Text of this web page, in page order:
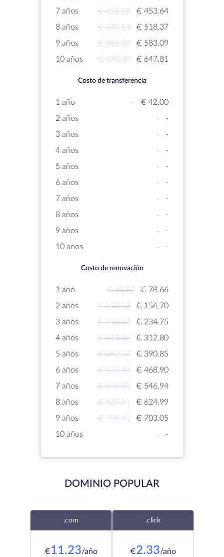
7 años
€ 455.18
€ 453.64
8 años
€ 520.12
€ 518.37
9 años
€ 585.06
€ 583.09
10 años
€ 650.00 € 647.81
Costo de transferencia
1 año -
€ 42.00
2 años
-
-
3 años
-
-
4 años
-
-
5 años
-
-
6 años
-
-
7 años
-
-
8 años
-
-
9 años
-
-
10 años
- -
Costo de renovación
1 año € 78.92
€ 78.66
2 años
€ 157.23
€ 156.70
3 años
€ 235.54
€ 234.75
4 años
€ 313.86
€ 312.80
5 años
€ 392.17
€ 390.85
6 años
€ 470.49
€ 468.90
7 años
€ 548.80
€ 546.94
8 años
€ 627.11
€ 624.99
9 años
€ 705.43
€ 703.05
10 años
- -
DOMINIO POPULAR
.com
€11.23/año
.click
€2.33/año